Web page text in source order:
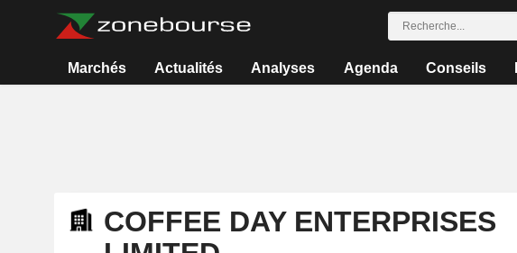
Marchés Actualités Analyses Agenda Conseils
COFFEE DAY ENTERPRISES